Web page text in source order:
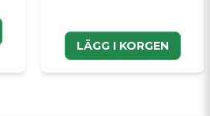
LÄGG I KORGEN